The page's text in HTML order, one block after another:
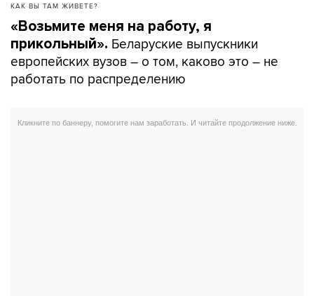
КАК ВЫ ТАМ ЖИВЕТЕ?
«Возьмите меня на работу, я
прикольный». Беларуские выпускники
европейских вузов – о том, каково это – не
работать по распределению